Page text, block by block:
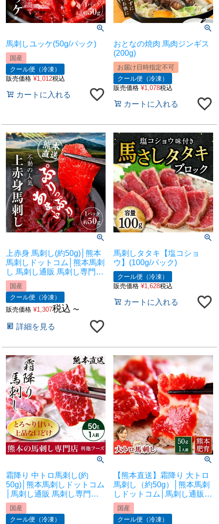
馬刺しユッケ(50g/パック)
国産
クール便（冷凍）
販売価格 ¥1,012税込
カートに入れる
おとなの焼肉 馬肉ジンギス
(200g)
お届け日時指定不可
クール便（冷凍）
販売価格 ¥1,078税込
カートに入れる
上赤身 馬刺し(約50g)│熊本
馬刺しドットコム│熊本馬刺
し 馬刺し通販 馬刺し専門店
馬刺しお取り寄せ 利他フー
ズ
国産
クール便（冷凍）
販売価格 ¥1,307税込 〜
詳細を見る
馬刺しタタキ【塩コショ
ウ】(100g/パック)
クール便（冷凍）
販売価格 ¥1,628税込
カートに入れる
霜降り 中トロ馬刺し(約
50g)│熊本馬刺しドットコム
│馬刺し通販 馬刺し専門店
馬刺しお取り寄せ 利他フー
ズ
国産
クール便（冷凍）
【熊本直送】霜降り 大トロ
馬刺し（約50g）│熊本馬刺
しドットコム│馬刺し通販
馬刺し専門店 馬刺しお取り
寄せ 利他フーズ
国産
クール便（冷凍）